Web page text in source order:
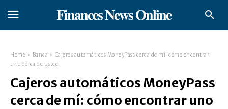
𝐅𝐢𝐧𝐚𝐧𝐜𝐞𝐬 𝐍𝐞𝐰𝐬 𝐎𝐧𝐥𝐢𝐧𝐞
Home Banca
Cajeros automáticos MoneyPass cerca de mí: cómo encontrar
uno cerca de usted
Cajeros automáticos MoneyPass
cerca de mí: cómo encontrar uno